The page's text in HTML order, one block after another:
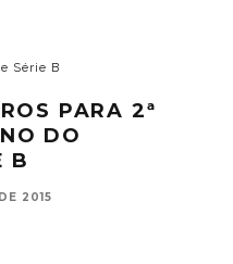
Série B
PARA 2ª
DO
B
2015